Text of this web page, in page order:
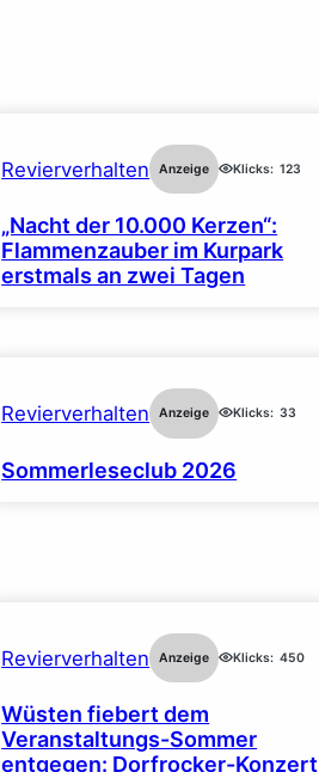
Revierverhalten Anzeige Klicks: 123
„Nacht der 10.000 Kerzen“:
Flammenzauber im Kurpark
erstmals an zwei Tagen
Revierverhalten Anzeige Klicks: 33
Sommerleseclub 2026
Revierverhalten Anzeige Klicks: 450
Wüsten fiebert dem
Veranstaltungs-Sommer
entgegen: Dorfrocker-Konzert